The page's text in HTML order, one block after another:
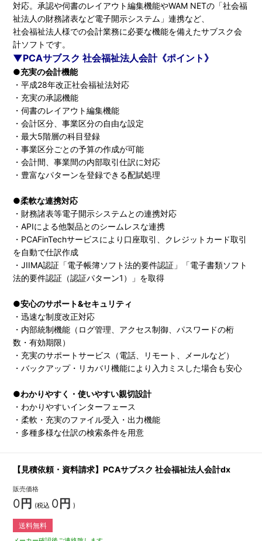
対応。承認や伺書のレイアウト編集機能やWAM NETの「社会福
祉法人の財務諸表など電子開示システム」連携など、
社会福祉法人様での会計業務に必要な機能を備えたサブスク会
計ソフトです。
▼PCAサブスク 社会福祉法人会計《ポイント》
●充実の会計機能
・平成28年改正社会福祉法対応
・充実の承認機能
・伺書のレイアウト編集機能
・会計区分、事業区分の自由な設定
・最大5階層の科目登録
・事業区分ごとの予算の作成が可能
・会計間、事業間の内部取引仕訳に対応
・豊富なパターンを登録できる配賦処理
●柔軟な連携対応
・財務諸表等電子開示システムとの連携対応
・APIによる他製品とのシームレスな連携
・PCAFinTechサービスにより口座取引、クレジットカード取引
を自動で仕訳作成
・JIIMA認証「電子帳簿ソフト法的要件認証」「電子書類ソフト
法的要件認証（認証パターン1）」を取得
●安心のサポート&セキュリティ
・迅速な制度改正対応
・内部統制機能（ログ管理、アクセス制御、パスワードの桁
数・有効期限）
・充実のサポートサービス（電話、リモート、メールなど）
・バックアップ・リカバリ機能により入力ミスした場合も安心
●わかりやすく・使いやすい親切設計
・わかりやすいインターフェース
・柔軟・充実のファイル受入・出力機能
・多種多様な仕訳の検索条件を用意
【見積依頼・資料請求】PCAサブスク 社会福祉法人会計dx
販売価格
0 円 (税込 0 円 )
送料無料